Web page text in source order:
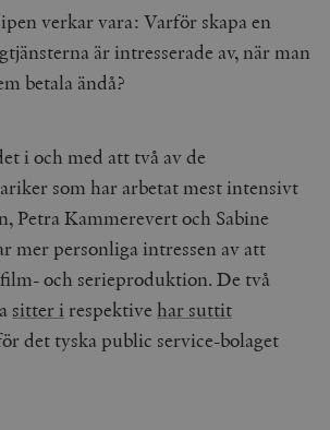
verkar vara: Varför skapa en
är intresserade av, när man
betala ändå?
i och med att två av de
som har arbetat mest intensivt
Petra Kammerevert och Sabine
mer personliga intressen av att
och serieproduktion. De två
sitter irespektivehar suttit
det tyska public service-bolaget